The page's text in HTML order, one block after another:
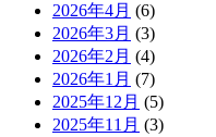
2026年4月 (6)
2026年3月 (3)
2026年2月 (4)
2026年1月 (7)
2025年12月 (5)
2025年11月 (3)